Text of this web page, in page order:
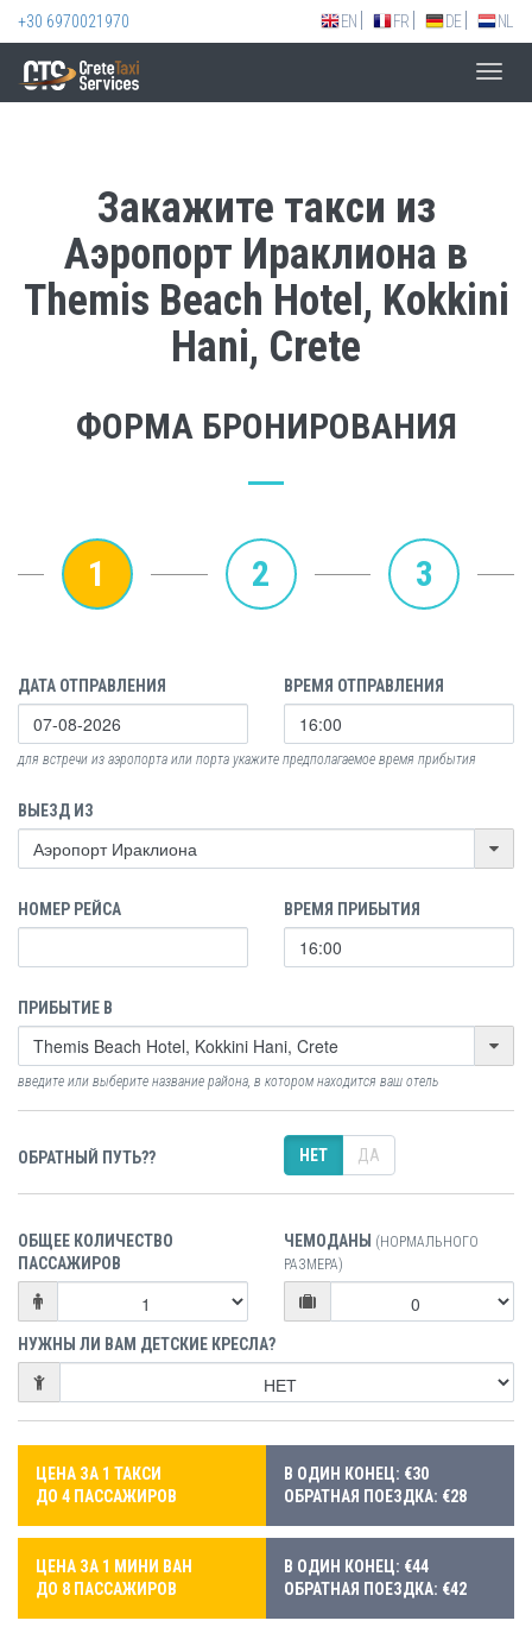
+30 6970021970 EN FR DE NL
Закажите такси из
Аэропорт Ираклиона в
Themis Beach Hotel, Kokkini
Hani, Crete
ФОРМА БРОНИРОВАНИЯ
1 2 3
ДАТА ОТПРАВЛЕНИЯ ВРЕМЯ ОТПРАВЛЕНИЯ
для встречи из аэропорта или порта укажите предполагаемое время прибытия
ВЫЕЗД ИЗ
НОМЕР РЕЙСА ВРЕМЯ ПРИБЫТИЯ
ПРИБЫТИЕ В
введите или выберите название района, в котором находится ваш отель
ОБРАТНЫЙ ПУТЬ?? НЕТ ДА
ОБЩЕЕ КОЛИЧЕСТВО
ПАССАЖИРОВ
ЧЕМОДАНЫ (НОРМАЛЬНОГО
РАЗМЕРА)
НУЖНЫ ЛИ ВАМ ДЕТСКИЕ КРЕСЛА?
ЦЕНА ЗА 1 ТАКСИ
ДО 4 ПАССАЖИРОВ
В ОДИН КОНЕЦ: €30
ОБРАТНАЯ ПОЕЗДКА: €28
ЦЕНА ЗА 1 МИНИ ВАН
ДО 8 ПАССАЖИРОВ
В ОДИН КОНЕЦ: €44
ОБРАТНАЯ ПОЕЗДКА: €42